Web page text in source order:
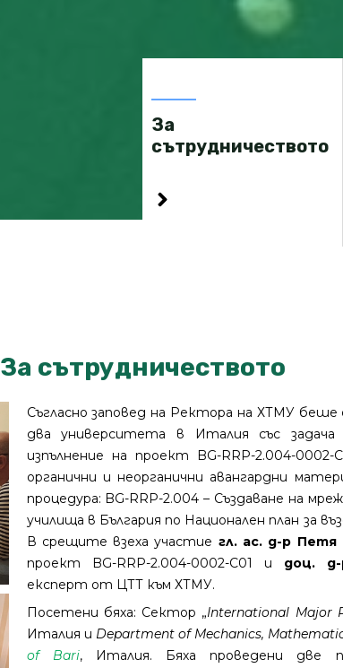
За
сътрудничеството
За сътрудничеството
Съгласно заповед на Ректора на ХТМУ
два университета в Италия със задача
изпълнение на проект BG-RRP-2.004-0002-
органични и неорганични авангардни
процедура: BG-RRP-2.004 – Създаване на
училища в България по Национален план за
В срещите взеха участие гл. ас. д-р
проект BG-RRP-2.004-0002-C01 и доц. д-
експерт от ЦТТ към ХТМУ.
Посетени бяха: Сектор „International Major
Италия и Department of Mechanics,
of Bari, Италия. Бяха проведени две